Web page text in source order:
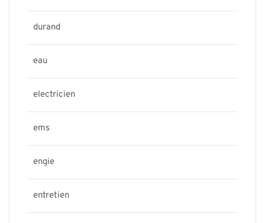
durand
eau
electricien
ems
engie
entretien